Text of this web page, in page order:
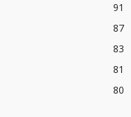
91
87
83
81
80